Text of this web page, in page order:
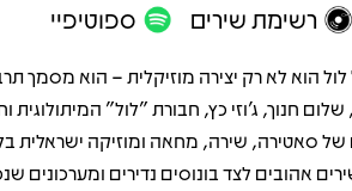
רשימת שירים ספוטיפיי
הוא לא רק יצירה מוזיקלית – הוא מסמך
שלום חנוך, ג׳וזי כץ, חבורת "לול" המיתולוגית
סאטירה, שירה, מחאה ומוזיקה ישראלית
אהובים לצד בונוסים נדירים ומערכונים